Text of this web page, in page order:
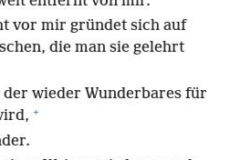
vor mir gründet sich auf
die man sie gelehrt
der wieder Wunderbares für
+